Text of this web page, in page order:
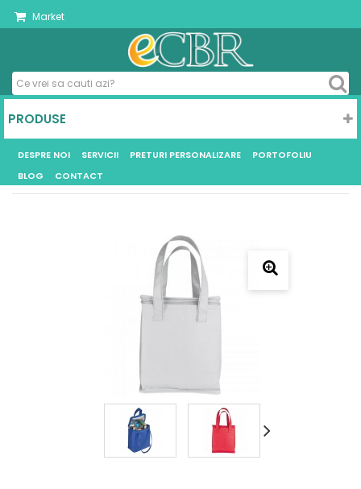
Market
PRODUSE
DESPRE NOI SERVICII PRETURI PERSONALIZARE
PORTOFOLIU
BLOG
CONTACT